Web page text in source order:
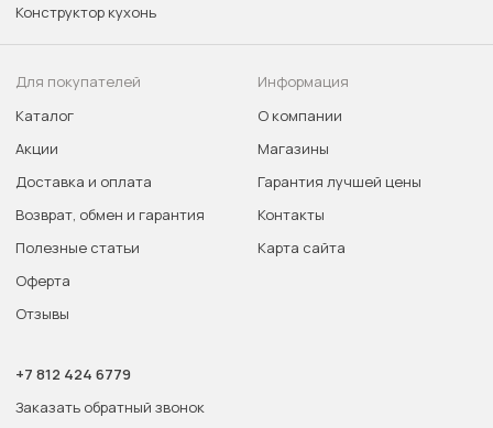
Конструктор кухонь
Для покупателей
Каталог
Акции
Доставка и оплата
Возврат, обмен и гарантия
Полезные статьи
Оферта
Отзывы
Информация
О компании
Магазины
Гарантия лучшей цены
Контакты
Карта сайта
+7 812 424 6779
Заказать обратный звонок